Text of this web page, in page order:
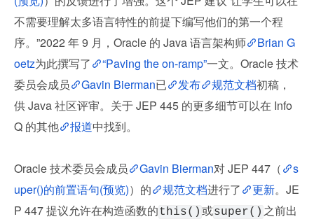
不需要理解太多语言特性的前提下编写他们的第一个程
序。”2022 年 9 月，Oracle 的 Java 语言架构师
Brian G
oetz为此撰写了 “Paving the on-ramp”一文。Oracle 技术
委员会成员
Gavin Bierman已 发布 规范文档初稿，
供 Java 社区评审。关于 JEP 445 的更多细节可以在 Info
Q 的其他
报道中找到。
Oracle 技术委员会成员 Gavin Bierman对 JEP 447（
s
uper()的前置语句(预览)）的 规范文档进行了 更新。JE
P 447 提议允许在构造函数的this() 或super() 之前出